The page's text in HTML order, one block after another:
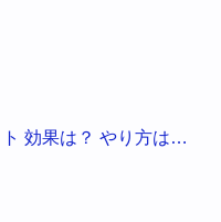
効果は？ やり方は…